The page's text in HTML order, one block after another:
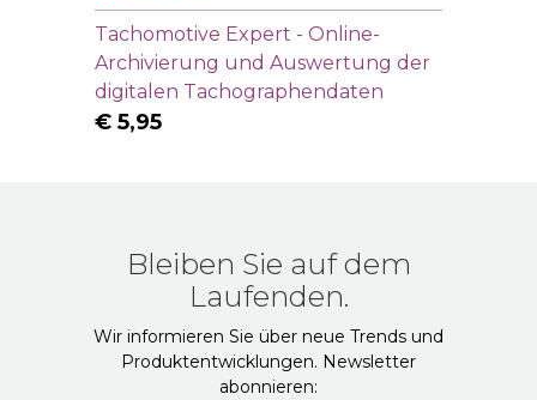
Tachomotive Expert - Online-
Archivierung und Auswertung der
digitalen Tachographendaten
€ 5,95
Bleiben Sie auf dem
Laufenden.
Wir informieren Sie über neue Trends und
Produktentwicklungen. Newsletter
abonnieren: